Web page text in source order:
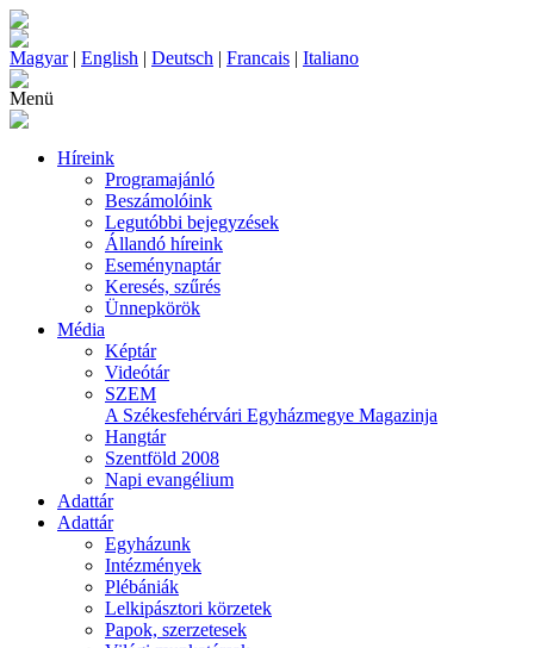
Magyar| English | Deutsch | Francais | Italiano
Menü
Híreink
Programajánló
Beszámolóink
Legutóbbi bejegyzések
Állandó híreink
Eseménynaptár
Keresés, szűrés
Ünnepkörök
Média
Képtár
Videótár
SZEM
A Székesfehérvári Egyházmegye Magazinja
Hangtár
Szentföld 2008
Napi evangélium
Adattár
Adattár
Egyházunk
Intézmények
Plébániák
Lelkipásztori körzetek
Papok, szerzetesek